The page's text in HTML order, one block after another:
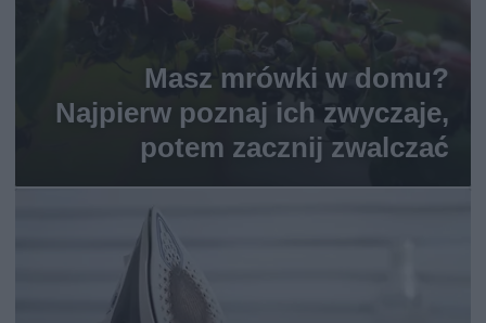
Masz mrówki w domu?
Najpierw poznaj ich zwyczaje,
potem zacznij zwalczać